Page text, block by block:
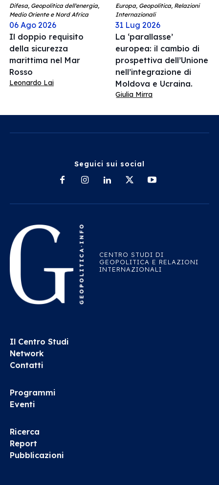
Difesa, Geopolitica dell'energia,
Medio Oriente e Nord Africa
06 Ago 2026
Il doppio requisito
della sicurezza
marittima nel Mar
Rosso
Leonardo Lai
Europa, Geopolitica, Relazioni
Internazionali
31 Lug 2026
La ‘parallasse’
europea: il cambio di
prospettiva dell’Unione
nell’integrazione di
Moldova e Ucraina.
Giulia Mirra
Seguici sui social
CENTRO STUDI DI
GEOPOLITICA E RELAZIONI
INTERNAZIONALI
Il Centro Studi
Network
Contatti
Programmi
Eventi
Ricerca
Report
Pubblicazioni